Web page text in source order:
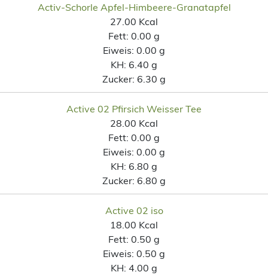
Activ-Schorle Apfel-Himbeere-Granatapfel
27.00 Kcal
Fett: 0.00 g
Eiweis: 0.00 g
KH: 6.40 g
Zucker: 6.30 g
Active 02 Pfirsich Weisser Tee
28.00 Kcal
Fett: 0.00 g
Eiweis: 0.00 g
KH: 6.80 g
Zucker: 6.80 g
Active 02 iso
18.00 Kcal
Fett: 0.50 g
Eiweis: 0.50 g
KH: 4.00 g